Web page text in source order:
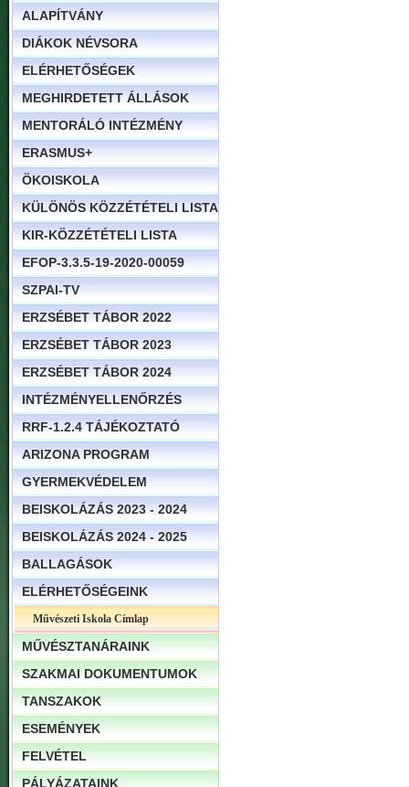
ALAPÍTVÁNY
DIÁKOK NÉVSORA
ELÉRHETŐSÉGEK
MEGHIRDETETT ÁLLÁSOK
MENTORÁLÓ INTÉZMÉNY
ERASMUS+
ÖKOISKOLA
KÜLÖNÖS KÖZZÉTÉTELI LISTA
KIR-KÖZZÉTÉTELI LISTA
EFOP-3.3.5-19-2020-00059
SZPAI-TV
ERZSÉBET TÁBOR 2022
ERZSÉBET TÁBOR 2023
ERZSÉBET TÁBOR 2024
INTÉZMÉNYELLENŐRZÉS
RRF-1.2.4 TÁJÉKOZTATÓ
ARIZONA PROGRAM
GYERMEKVÉDELEM
BEISKOLÁZÁS 2023 - 2024
BEISKOLÁZÁS 2024 - 2025
BALLAGÁSOK
ELÉRHETŐSÉGEINK
Művészeti Iskola Címlap
MŰVÉSZTANÁRAINK
SZAKMAI DOKUMENTUMOK
TANSZAKOK
ESEMÉNYEK
FELVÉTEL
PÁLYÁZATAINK